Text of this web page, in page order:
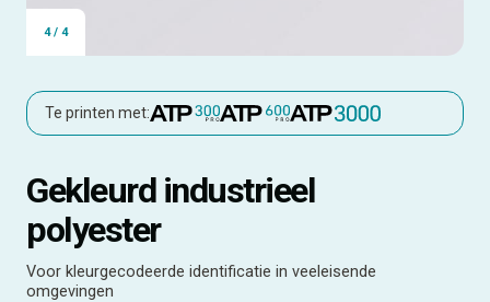
4/ 4
Te printen met:
Gekleurd industrieel
polyester
Voor kleurgecodeerde identificatie in veeleisende
omgevingen